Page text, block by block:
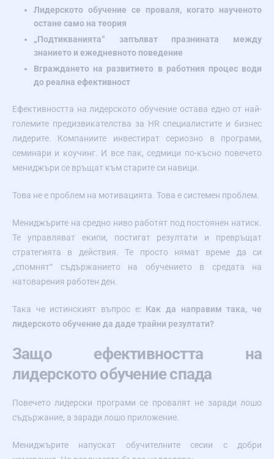
Лидерското обучение се проваля, когато наученото
остане само на теория
„Подтикванията“ запълват празнината между
знанието и ежедневното поведение
Вграждането на развитието в работния процес води
до реална ефективност
Ефективността на лидерското обучение остава едно от най-
големите предизвикателства за HR специалистите и бизнес
лидерите. Компаниите инвестират сериозно в програми,
семинари и коучинг. И все пак, седмици по-късно повечето
мениджъри се връщат към старите си навици.
Това не е проблем на мотивацията. Това е системен проблем.
Мениджърите на средно ниво работят под постоянен натиск.
Те управляват екипи, постигат резултати и превръщат
стратегията в действия. Те просто нямат време да си
„спомнят“ съдържанието на обучението в средата на
натоварения работен ден.
Така че истинският въпрос е: Как да направим така, че
лидерското обучение да даде трайни резултати?
Защо ефективността на
лидерското обучение спада
Повечето лидерски програми се провалят не заради лошо
съдържание, а заради лошо приложение.
Мениджърите напускат обучителните сесии с добри